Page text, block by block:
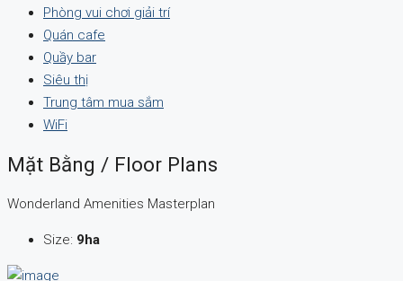
Phòng vui chơi giải trí
Quán cafe
Quầy bar
Siêu thị
Trung tâm mua sắm
WiFi
Mặt Bằng / Floor Plans
Wonderland Amenities Masterplan
Size: 9ha